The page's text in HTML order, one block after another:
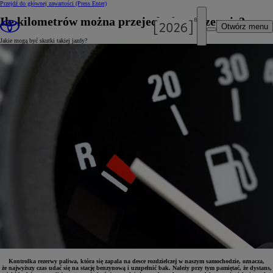
Przejdź do głównej zawartości (Press Enter)
Otwórz menu
Ile kilometrów można przejechać na rezerwie?
Jakie mogą być skutki takiej jazdy?
Kontrolka rezerwy paliwa, która się zapala na desce rozdzielczej w naszym samochodzie, oznacza,
że najwyższy czas udać się na stację benzynową i uzupełnić bak. Należy przy tym pamiętać, że dystans,